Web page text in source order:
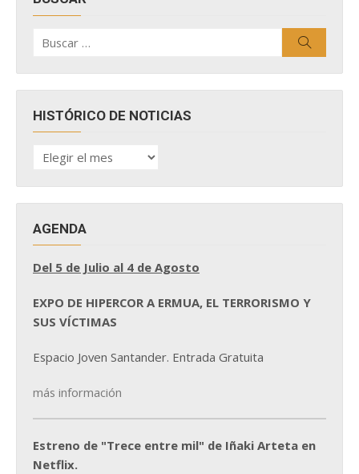
por:
HISTÓRICO DE NOTICIAS
HISTÓRICO
DE
AGENDA
Del 5 de Julio al 4 de Agosto
EXPO DE HIPERCOR A ERMUA, EL TERRORISMO Y
SUS VÍCTIMAS
Espacio Joven Santander. Entrada Gratuita
más información
Estreno de "Trece entre mil" de Iñaki Arteta en
Netflix.